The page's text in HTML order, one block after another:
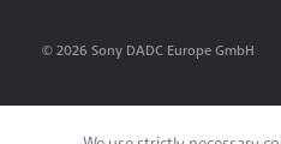
© 2026 Sony DADC Europe GmbH